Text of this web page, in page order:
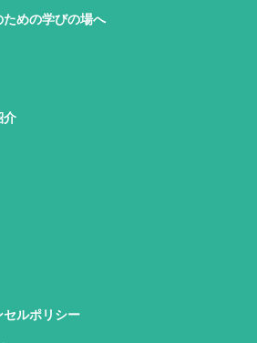
ための学びの場へ
介
セルポリシー